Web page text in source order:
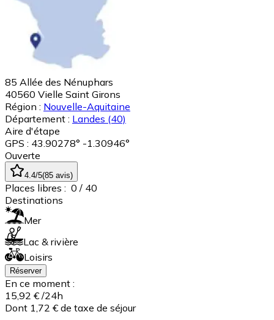
85 Allée des Nénuphars
40560 Vielle Saint Girons
Région : Nouvelle-Aquitaine
Département : Landes (40)
Aire d'étape
GPS : 43.90278° -1.30946°
Ouverte
4.4/5(85 avis)
Places libres : 0 / 40
Destinations
Mer
Lac & rivière
Loisirs
Réserver
En ce moment :
15,92 € /24h
Dont 1,72 € de taxe de séjour